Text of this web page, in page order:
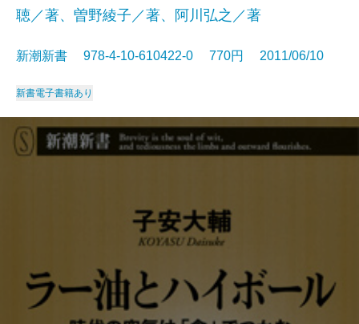
聴／著、曽野綾子／著、阿川弘之／著
新潮新書 978-4-10-610422-0 770円 2011/06/10
新書電子書籍あり